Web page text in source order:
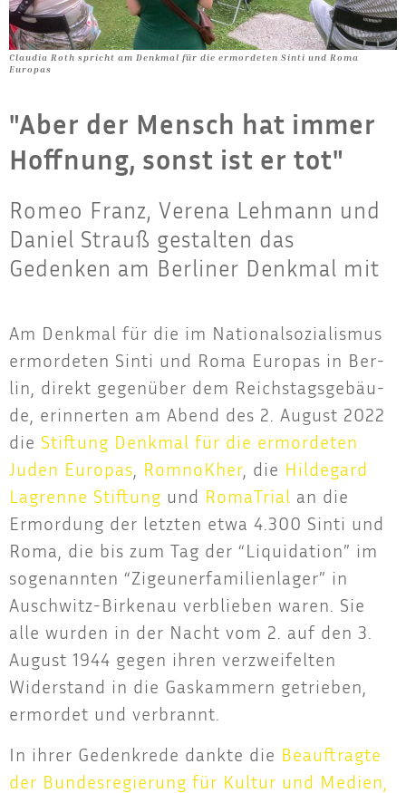
Claudia Roth spricht am Denkmal für die ermordeten Sinti und Roma
Europas
"Aber der Mensch hat immer
Hoffnung, sonst ist er tot"
Romeo Franz, Verena Lehmann und
Daniel Strauß gestalten das
Gedenken am Berliner Denkmal mit
Am Denk­mal für die im Natio­nal­so­zia­lis­mus
ermor­de­ten Sin­ti und Roma Euro­pas in Ber­
lin, direkt gegen­über dem Reichs­tags­ge­bäu­
de, erin­ner­ten am Abend des 2. August 2022
die Stif­tung Denk­mal für die ermor­de­ten
Juden Euro­pas Rom­noK­her , die Hil­de­gard
Lag­ren­ne Stif­tung und Roma­Tri­al an die
Ermor­dung der letz­ten etwa 4.300 Sin­ti und
Roma, die bis zum Tag der “Liqui­da­ti­on” im
soge­nann­ten “Zigeu­ner­fa­mi­li­en­la­ger” in
Ausch­witz-Bir­ken­au ver­blie­ben waren. Sie
alle wur­den in der Nacht vom 2. auf den 3.
August 1944 gegen ihren ver­zwei­fel­ten
Wider­stand in die Gas­kam­mern getrie­ben,
ermor­det und verbrannt.
In ihrer Gedenk­re­de dank­te die Beauf­trag­te
der Bun­des­re­gie­rung für Kul­tur und Medi­en,